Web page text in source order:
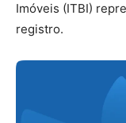
Imóveis (ITBI)
registro.